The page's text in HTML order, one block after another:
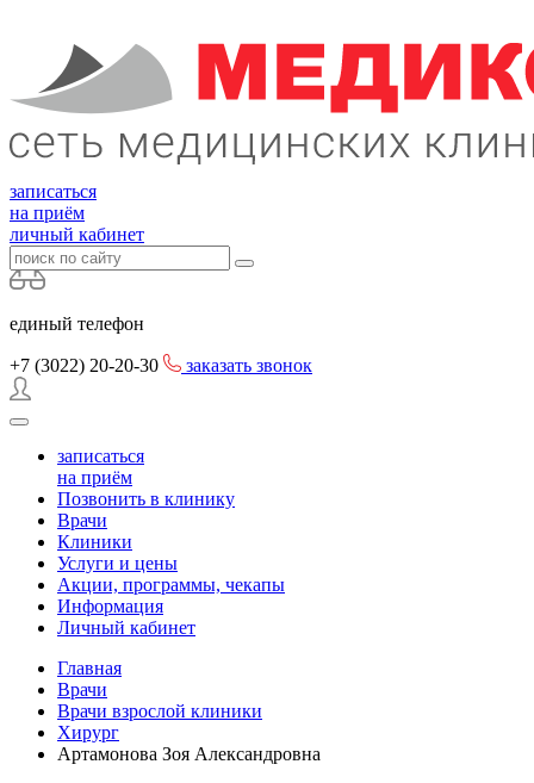
записаться
на приём
личный кабинет
единый телефон
+7 (3022) 20-20-30 заказать звонок
записаться
на приём
Позвонить в клинику
Врачи
Клиники
Услуги и цены
Акции, программы, чекапы
Информация
Личный кабинет
Главная
Врачи
Врачи взрослой клиники
Хирург
Артамонова Зоя Александровна